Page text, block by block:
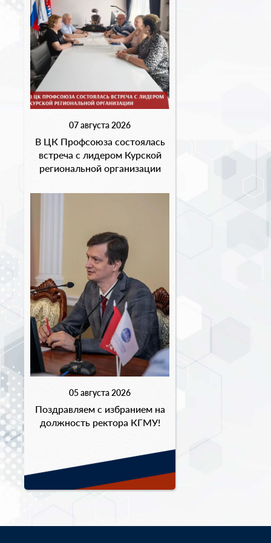
07 августа 2026
В ЦК Профсоюза состоялась
встреча с лидером Курской
региональной организации
05 августа 2026
Поздравляем с избранием на
должность ректора КГМУ!